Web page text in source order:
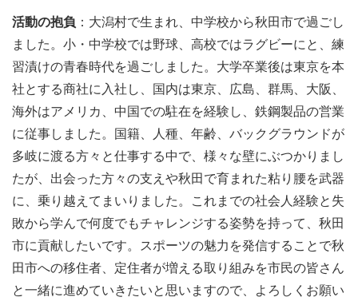
活動の抱負 ：大潟村で生まれ、中学校から秋田市で過ごし
ました。小・中学校では野球、高校ではラグビーにと、練
習漬けの青春時代を過ごしました。大学卒業後は東京を本
社とする商社に入社し、国内は東京、広島、群馬、大阪、
海外はアメリカ、中国での駐在を経験し、鉄鋼製品の営業
に従事しました。国籍、人種、年齢、バックグラウンドが
多岐に渡る方々と仕事する中で、様々な壁にぶつかりまし
たが、出会った方々の支えや秋田で育まれた粘り腰を武器
に、乗り越えてまいりました。これまでの社会人経験と失
敗から学んで何度でもチャレンジする姿勢を持って、秋田
市に貢献したいです。スポーツの魅力を発信することで秋
田市への移住者、定住者が増える取り組みを市民の皆さん
と一緒に進めていきたいと思いますので、よろしくお願い